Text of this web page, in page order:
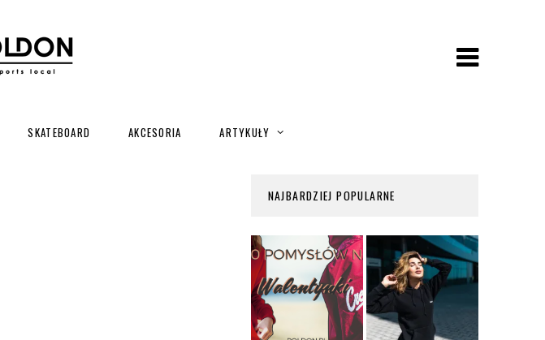
SKATEBOARD AKCESORIA ARTYKUŁY
NAJBARDZIEJ POPULARNE